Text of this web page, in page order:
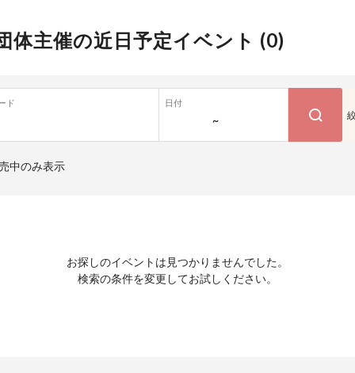
体主催の近日予定イベント (0)
ド 日付
~
中のみ表示
お探しのイベントは見つかりませんでした。
検索の条件を変更してお試しください。